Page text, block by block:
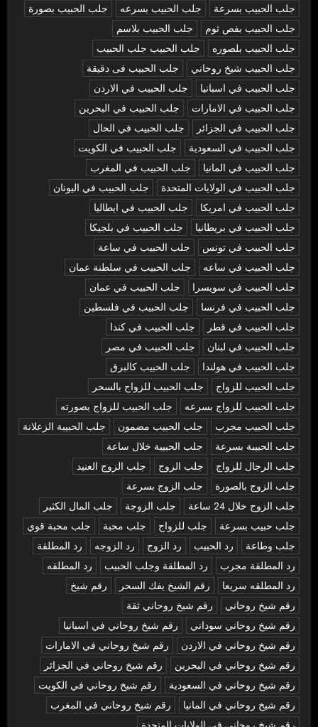
جلب الحبيب بسرعة
جلب الحبيب بسرعه
جلب الحبيب بصورة
جلب الحبيب بفص ثوم
جلب الحبيب بلاسم
جلب الحبيب بلصوره
جلب الحبيب جلب الحبيب
جلب الحبيب شيخ روحاني
جلب الحبيب فى دقيقة
جلب الحبيب في اسبانيا
جلب الحبيب في الاردن
جلب الحبيب في الامارات
جلب الحبيب في البحرين
جلب الحبيب في الجزائر
جلب الحبيب في الحال
جلب الحبيب في السعودية
جلب الحبيب في الكويت
جلب الحبيب في المانيا
جلب الحبيب في المغرب
جلب الحبيب في الولايات المتحدة
جلب الحبيب في اليونان
جلب الحبيب في امريكا
جلب الحبيب في ايطاليا
جلب الحبيب في بريطانيا
جلب الحبيب في بلجيكا
جلب الحبيب في تونس
جلب الحبيب في ساعة
جلب الحبيب في ساعه
جلب الحبيب في سلطنة عمان
جلب الحبيب في سويسرا
جلب الحبيب في عمان
جلب الحبيب في فرنسا
جلب الحبيب في فلسطين
جلب الحبيب في قطر
جلب الحبيب في كندا
جلب الحبيب في لبنان
جلب الحبيب في مصر
جلب الحبيب في هولندا
جلب الحبيب كالبرق
جلب الحبيب للزواج
جلب الحبيب للزواج بالسحر
جلب الحبيب للزواج بسرعه
جلب الحبيب للزواج بصورته
جلب الحبيب مجرب
جلب الحبيب مضمون
جلب الحبيبة الزعلانة
جلب الحبيبة بسرعة
جلب الحبيبة خلال ساعة
جلب الرجال للزواج
جلب الزوج
جلب الزوج العنيد
جلب الزوج بالصورة
جلب الزوج بسرعة
جلب الزوج خلال 24 ساعة
جلب الزوجة
جلب المال الكثير
جلب حبيب بسرعة
جلب للزواج جلب محبة
جلب محبة قوي
جلب وطاعة
رد الحبيب رد الزوج رد الزوجه
رد المطلقة
رد المطلقة مجرب
رد المطلقة وجلب الحبيب
رد المطلقه
رد المطلقه سريعا
رقم الشيخ يفك السحر
رقم شيخ
رقم شيخ روحاني
رقم شيخ روحاني ثقة
رقم شيخ روحاني سوداني
رقم شيخ روحاني في اسبانيا
رقم شيخ روحاني في الاردن
رقم شيخ روحاني في الامارات
رقم شيخ روحاني في البحرين
رقم شيخ روحاني في الجزائر
رقم شيخ روحاني في السعودية
رقم شيخ روحاني في الكويت
رقم شيخ روحاني في المانيا
رقم شيخ روحاني في المغرب